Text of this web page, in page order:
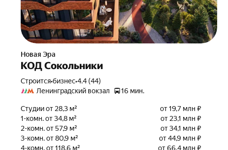
Новая Эра
КОД Сокольники
Строится•бизнес•4.4 (44)
Ленинградский вокзал
16 мин.
Студии от 28,3 м²
от 19,7 млн ₽
1-комн. от 34,8 м²
от 23,1 млн ₽
2-комн. от 57,9 м²
от 34,1 млн ₽
3-комн. от 80,9 м²
от 44,9 млн ₽
4-комн. от 118,6 м²
от 66,4 млн ₽